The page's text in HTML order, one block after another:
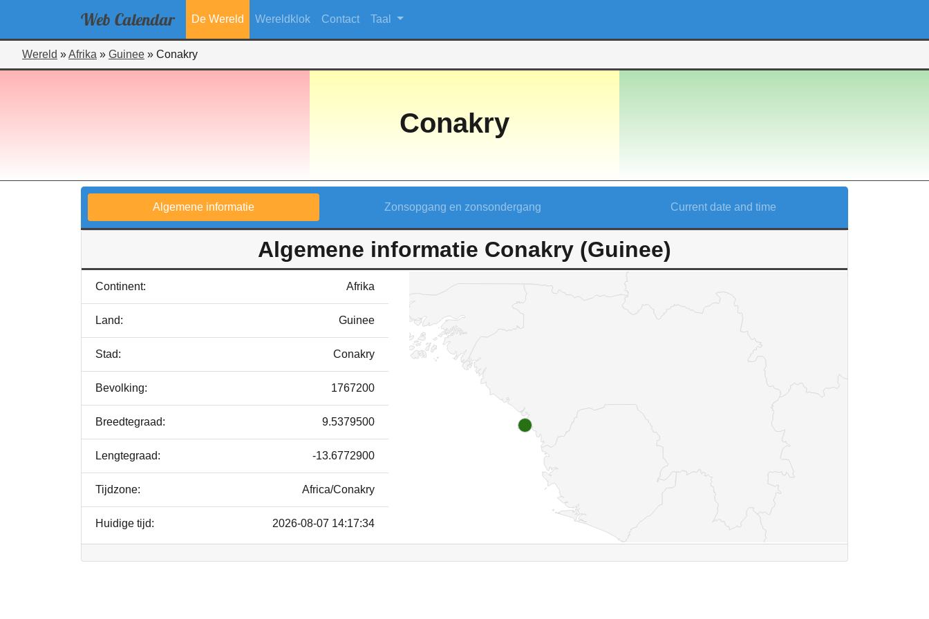
Web Calendar De Wereld Wereldklok Contact Taal
Wereld »Afrika » Guinee » Conakry
Conakry
Algemene informatie Zonsopgang en zonsondergang Current date and time
Algemene informatie Conakry (Guinee)
Continent: Afrika
Land: Guinee
Stad: Conakry
Bevolking: 1767200
Breedtegraad: 9.5379500
Lengtegraad: -13.6772900
Tijdzone: Africa/Conakry
Huidige tijd: 2026-08-07 14:17:34